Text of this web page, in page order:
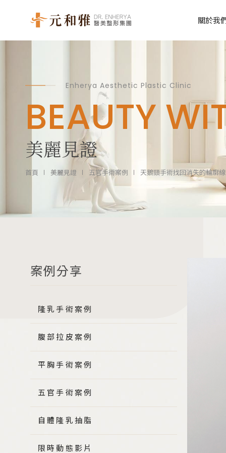
關於我
魔滴少女波 Motiva
魔滴絕世好波 Motiva JOY
女王波隆乳 Mentor Xtra
曼陀皇家 Mentor Boost
森巴女王 Silimed
璐娜水滴隆乳 Luna XT
珍珠波/盈波隆乳 Perle
果凍矽膠隆乳
平胸手術
縮胸手術
男性女乳症手術
Enherya Aesthetic Plastic Clinic
BEAUTY
美麗見證
首頁 美麗見證 五官手術案例 天鵝頸手術找回消失的輪廓
案例分享
隆乳手術案例
腹部拉皮案例
平胸手術案例
五官手術案例
自體隆乳抽脂
限時動態影片